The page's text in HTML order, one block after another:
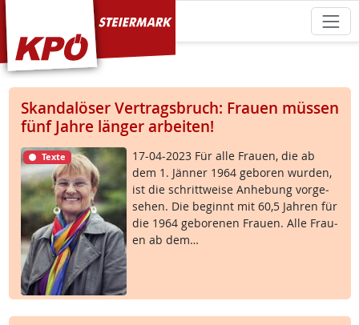
KPÖ Steiermark
Skandalöser Vertragsbruch: Frauen müssen
fünf Jahre länger arbeiten!
Texte
17-04-2023 Für al­le Frau­en, die ab
dem 1. Jän­ner 1964 ge­bo­ren wur­den,
ist die schritt­wei­se An­he­bung vor­ge­
se­hen. Die be­ginnt mit 60,5 Jah­ren für
die 1964 ge­bo­re­nen Frau­en. Al­le Frau­
en ab dem…